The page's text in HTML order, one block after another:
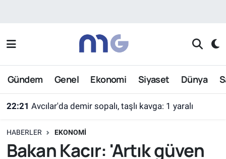
Gündem Genel Ekonomi Siyaset Dünya
22:21 Avcılar'da demir sopalı, taşlı kavga: 1 yaralı
HABERLER EKONOMI
Bakan Kacır: 'Artık güven
Nöbetçi Eczaneler
Hava Durumu
Süper Lig Puan Durumu ve Fikstür